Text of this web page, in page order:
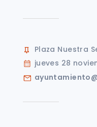
Plaza Nuestra
jueves 28